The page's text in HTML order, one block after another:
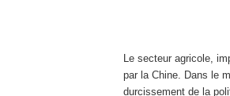
Le secteur agricole,
par la Chine. Dans le
durcissement de la